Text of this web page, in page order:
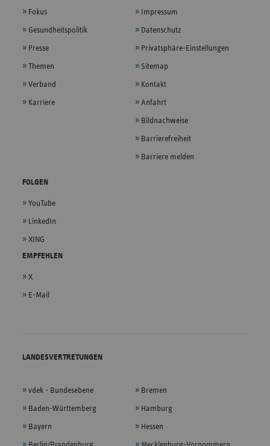
Fokus
Gesundheitspolitik
Presse
Themen
Verband
Karriere
Impressum
Datenschutz
Privatsphäre-Einstellungen
Sitemap
Kontakt
Anfahrt
Bildnachweise
Barrierefreiheit
Barriere melden
FOLGEN
YouTube
LinkedIn
XING
EMPFEHLEN
X
E-Mail
LANDESVERTRETUNGEN
vdek - Bundesebene
Baden-Württemberg
Bayern
Bremen
Hamburg
Hessen